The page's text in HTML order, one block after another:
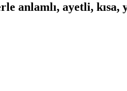
anlamlı, ayetli, kısa,